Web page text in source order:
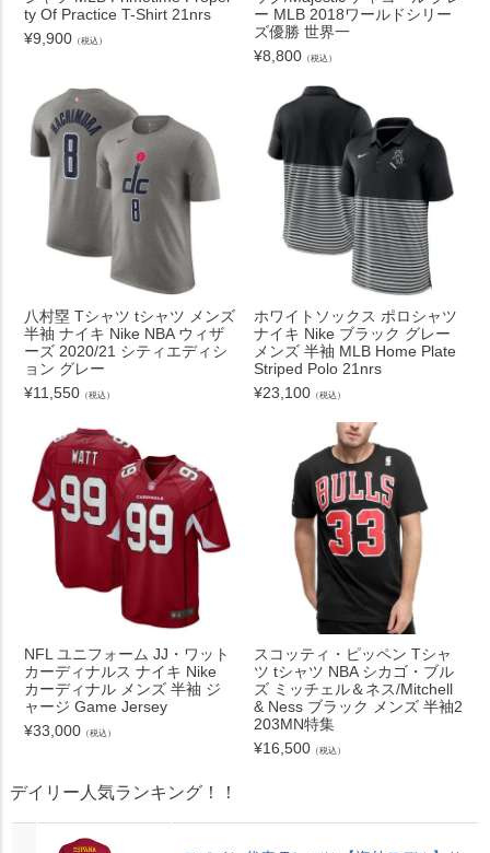
ty Of Practice T-Shirt 21nrs
¥9,900 （税込）
ー MLB 2018ワールドシリー
ズ優勝 世界一
¥8,800 （税込）
八村塁 Tシャツ tシャツ メンズ
半袖 ナイキ Nike NBA ウィザ
ーズ 2020/21 シティエディシ
ョン グレー
¥11,550 （税込）
ホワイトソックス ポロシャツ
ナイキ Nike ブラック グレー
メンズ 半袖 MLB Home Plate
Striped Polo 21nrs
¥23,100 （税込）
NFL ユニフォーム JJ・ワット
カーディナルス ナイキ Nike
カーディナル メンズ 半袖 ジ
ャージ Game Jersey
¥33,000 （税込）
スコッティ・ピッペン Tシャ
ツ tシャツ NBA シカゴ・ブル
ズ ミッチェル＆ネス/Mitchell
& Ness ブラック メンズ 半袖2
203MN特集
¥16,500 （税込）
デイリー人気ランキング！！